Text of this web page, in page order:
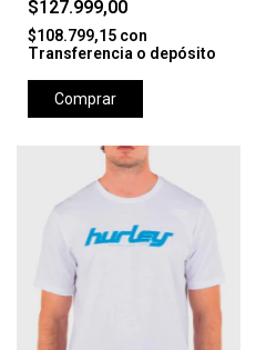
$127.999,00
$108.799,15 con
Transferencia o depósito
Comprar